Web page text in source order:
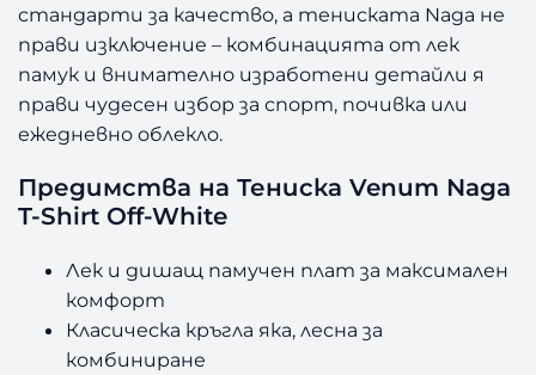
стандарти за качество, а тениската Naga не
прави изключение – комбинацията от лек
памук и внимателно изработени детайли я
прави чудесен избор за спорт, почивка или
ежедневно облекло.
Предимства на Тениска Venum Naga
T-Shirt Off-White
Лек и дишащ памучен плат за максимален
комфорт
Класическа кръгла яка, лесна за
комбиниране